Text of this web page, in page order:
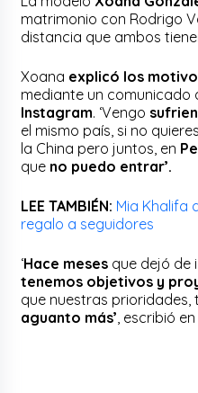
matrimonio con Rodrigo
distancia que ambos
Xoana explicó los
mediante un comunicado
Instagram. ‘Vengo
el mismo país, si no
la China pero juntos, en
que no puedo entrar’.
LEE TAMBIÉN: Mia Khalifa
regalo a seguidores
‘Hace meses que dejó de
tenemos objetivos y
que nuestras
aguanto más’ , escribió